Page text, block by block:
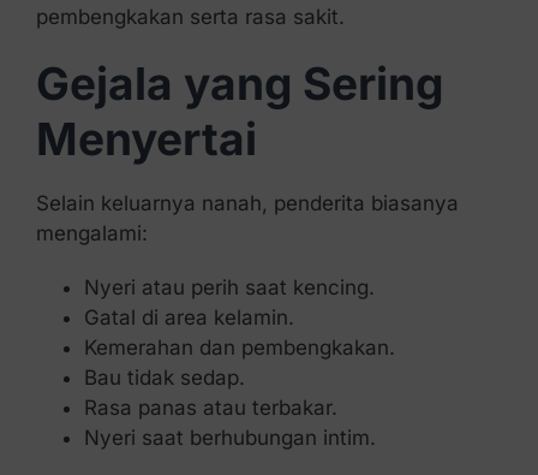
pembengkakan serta rasa sakit.
Gejala yang Sering
Menyertai
Selain keluarnya nanah, penderita biasanya
mengalami:
Nyeri atau perih saat kencing.
Gatal di area kelamin.
Kemerahan dan pembengkakan.
Bau tidak sedap.
Rasa panas atau terbakar.
Nyeri saat berhubungan intim.